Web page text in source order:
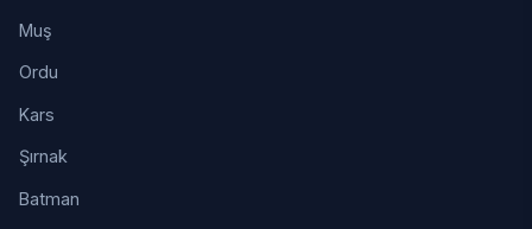
Muş
Ordu
Kars
Şırnak
Batman